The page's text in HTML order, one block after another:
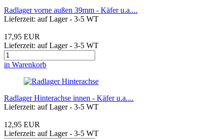
Radlager vorne außen 39mm - Käfer u.a....
Lieferzeit: auf Lager - 3-5 WT
17,95 EUR
Lieferzeit: auf Lager - 3-5 WT
in Warenkorb
Radlager Hinterachse innen - Käfer u.a....
Lieferzeit: auf Lager - 3-5 WT
12,95 EUR
Lieferzeit: auf Lager - 3-5 WT